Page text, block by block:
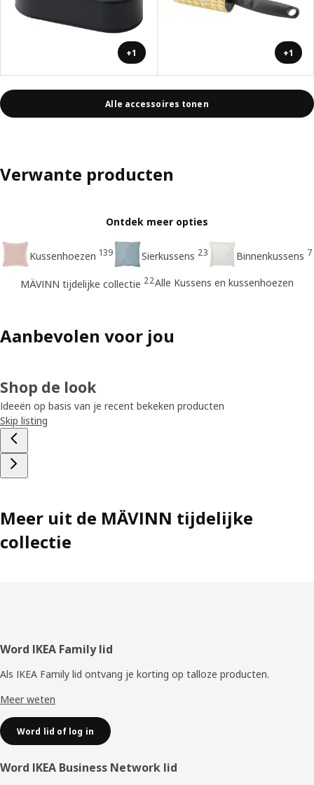
+1 +1
Alle accessoires tonen
Verwante producten
Ontdek meer opties
Kussenhoezen 139 Sierkussens 23 Binnenkussens 7
MÄVINN tijdelijke collectie 22Alle Kussens en kussenhoezen
Aanbevolen voor jou
Shop de look
Ideeën op basis van je recent bekeken producten
Skip listing
Meer uit de MÄVINN tijdelijke
collectie
Voettekst
Word IKEA Family lid
Als IKEA Family lid ontvang je korting op talloze producten.
Meer weten
Word lid of log in
Word IKEA Business Network lid